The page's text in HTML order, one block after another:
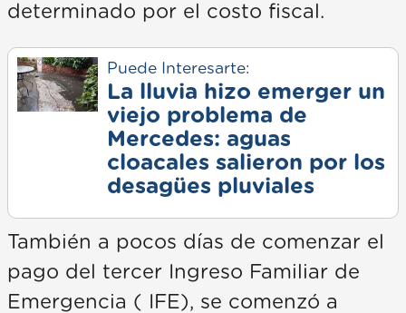
determinado por el costo fiscal.
Puede Interesarte:
La lluvia hizo emerger un
viejo problema de
Mercedes: aguas
cloacales salieron por los
desagües pluviales
También a pocos días de comenzar el
pago del tercer Ingreso Familiar de
Emergencia ( IFE), se comenzó a